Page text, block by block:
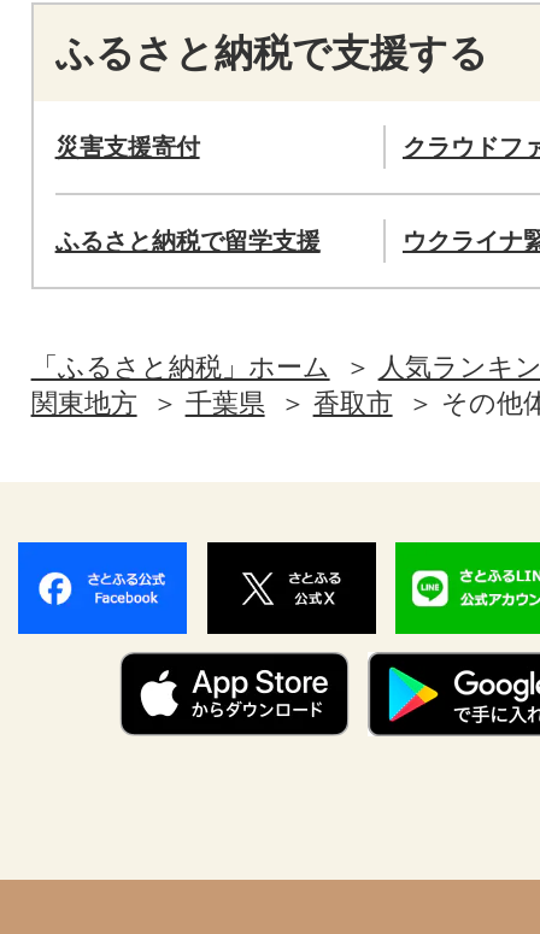
ふるさと納税で支援する
災害支援寄付 クラウドフ
ふるさと納税で留学支援 ウクライナ
「ふるさと納税」ホーム
人気ランキ
関東地方
千葉県 香取市 その他